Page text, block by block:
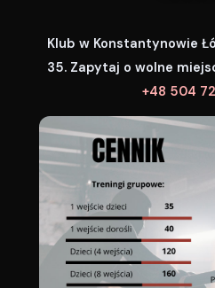
Klub w Konstantynowie
35. Zapytaj o wolne
+48 504